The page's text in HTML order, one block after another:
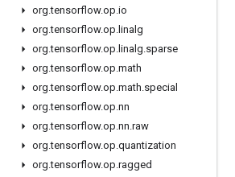
org.tensorflow.op.io
org.tensorflow.op. linalg
org.tensorflow.op. linalg.sparse
org.tensorflow.op.math
org.tensorflow.op.math.special
org.tensorflow.op.nn
org.tensorflow.op.nn.raw
org.tensorflow.op.quantization
org.tensorflow.op.ragged